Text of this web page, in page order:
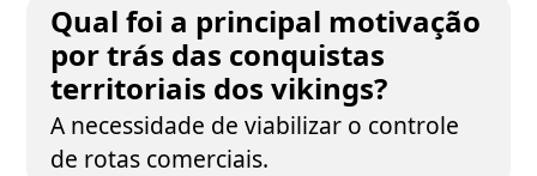
Qual foi a principal motivação
por trás das conquistas
territoriais dos vikings?
A necessidade de viabilizar o controle
de rotas comerciais.